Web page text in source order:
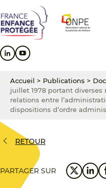
au
contenu
principal
au
menu
principal
au
pied
de
Accueil > Publications >
juillet 1978 portant diverses
relations entre
dispositions d’ordre
RETOUR
PARTAGER SUR